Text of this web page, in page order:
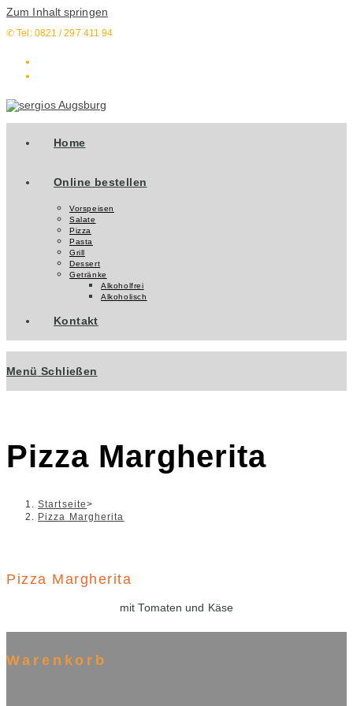
Zum Inhalt springen
✆ Tel: 0821 / 297 411 94
Home
Online bestellen
Vorspeisen
Salate
Pizza
Pasta
Grill
Dessert
Getränke
Alkoholfrei
Alkoholisch
Kontakt
Menü Schließen
Pizza Margherita
Startseite>
Pizza Margherita
Pizza Margherita
mit Tomaten und Käse
Warenkorb